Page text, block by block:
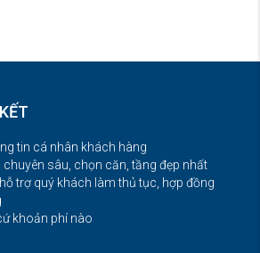
tin cá nhân khách hàng
chuyên sâu, chọn căn, tầng đẹp nhất
trợ quý khách làm thủ tục, hợp đồng
khoản phí nào